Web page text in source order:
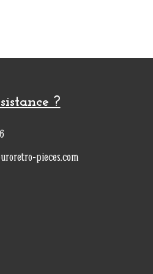
?
pieces.com